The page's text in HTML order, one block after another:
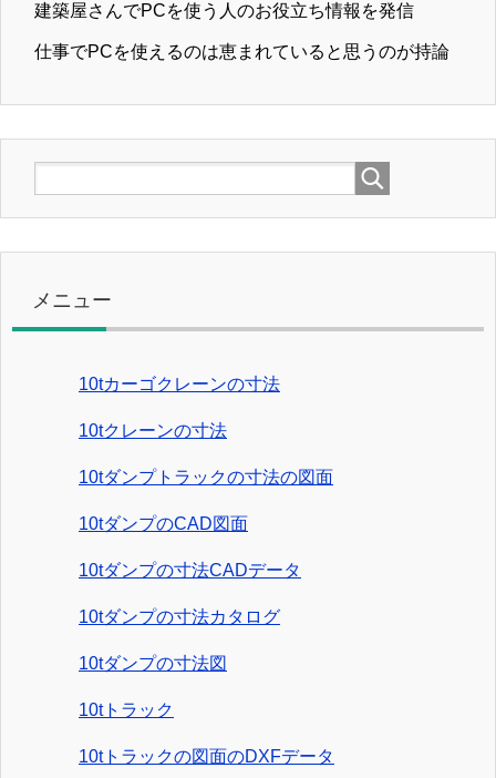
建築屋さんでPCを使う人のお役立ち情報を発信
仕事でPCを使えるのは恵まれていると思うのが持論
メニュー
10tカーゴクレーンの寸法
10tクレーンの寸法
10tダンプトラックの寸法の図面
10tダンプのCAD図面
10tダンプの寸法CADデータ
10tダンプの寸法カタログ
10tダンプの寸法図
10tトラック
10tトラックの図面のDXFデータ